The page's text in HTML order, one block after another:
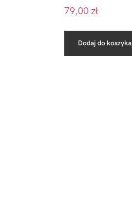
79,00 zł
Dodaj do koszyka